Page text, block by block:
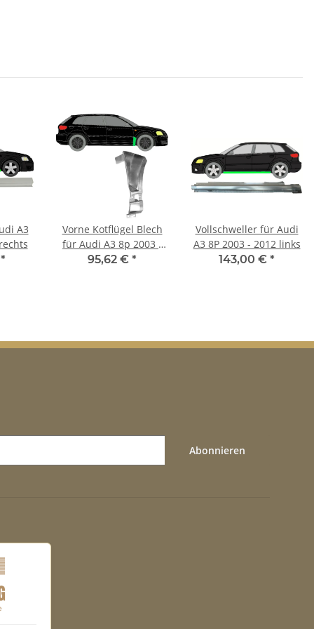
A3
*
Vorne Kotflügel Blech
für Audi A3 8p 2003 -
2012 rechts
95,62 € *
Vollschweller für Audi
A3 8P 2003 - 2012 links
143,00 € *
Abonnieren